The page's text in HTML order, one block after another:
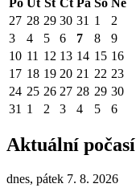
27 28 29 30 31 1
2
3
4 5 6 7 8
9
10 11 12 13 14 15 16
17 18 19 20 21 22 23
24 25 26 27 28 29 30
31 1 2 3 4 5 6
Aktuální počasí
dnes, pátek 7. 8. 2026